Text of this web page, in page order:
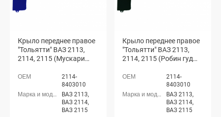
Крыло переднее правое
"Тольятти" ВАЗ 2113,
2114, 2115 (Мускари
2114-
8403010
ВАЗ 2113,
ВАЗ 2114,
ВАЗ 2115
Крыло переднее правое
"Тольятти" ВАЗ 2113,
2114, 2115 (Робин гуд
2114-
8403010
ВАЗ 2113,
ВАЗ 2114,
ВАЗ 2115